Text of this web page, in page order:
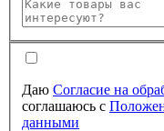
Даю Согласие на
соглашаюсь с
данными